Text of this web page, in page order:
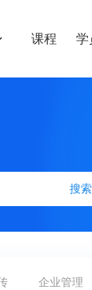
课程 学
搜索
企业管理